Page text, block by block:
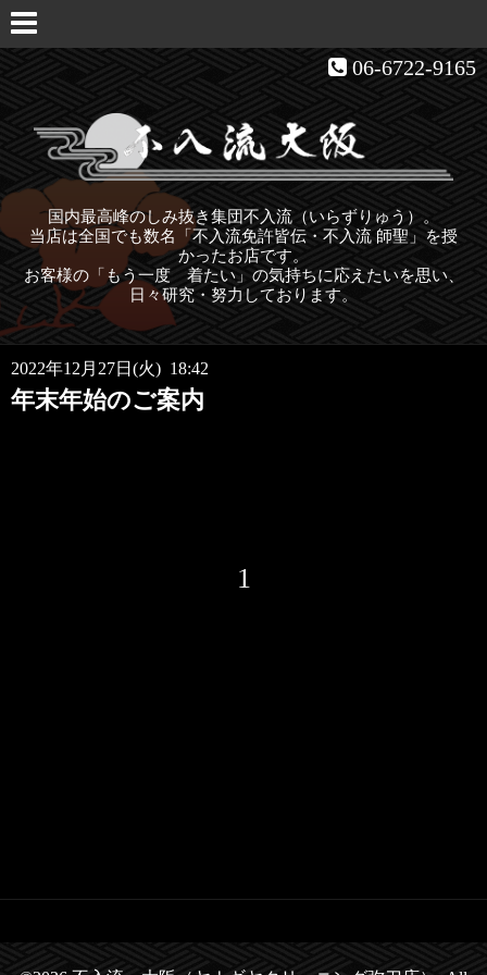
06-6722-9165
国内最高峰のしみ抜き集団不入流（いらずりゅう）。
当店は全国でも数名「不入流免許皆伝・不入流 師聖」を授
かったお店です。
お客様の「もう一度 着たい」の気持ちに応えたいを思い、
日々研究・努力しております。
2022年12月27日(火) 18:42
年末年始のご案内
1